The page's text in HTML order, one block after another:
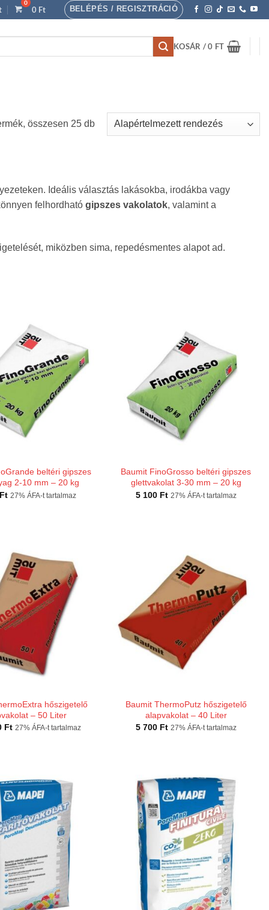
0 Ft BELÉPÉS / REGISZTRÁCIÓ
KOSÁR /0 FT
összesen 25 db
Ideális választás lakásokba, irodákba vagy
felhordható gipszes vakolatok, valamint a
miközben sima, repedésmentes alapot ad.
beltéri gipszes
2-10 mm – 20 kg
27% ÁFA-t tartalmaz
Baumit FinoGrosso beltéri gipszes
glettvakolat 3-30 mm – 20 kg
5 100 Ft 27% ÁFA-t tartalmaz
hőszigetelő
– 50 Liter
Ft 27% ÁFA-t tartalmaz
Baumit ThermoPutz hőszigetelő
alapvakolat – 40 Liter
5 700 Ft 27% ÁFA-t tartalmaz